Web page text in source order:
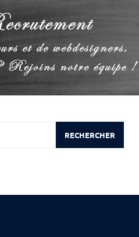
RECHERCHER